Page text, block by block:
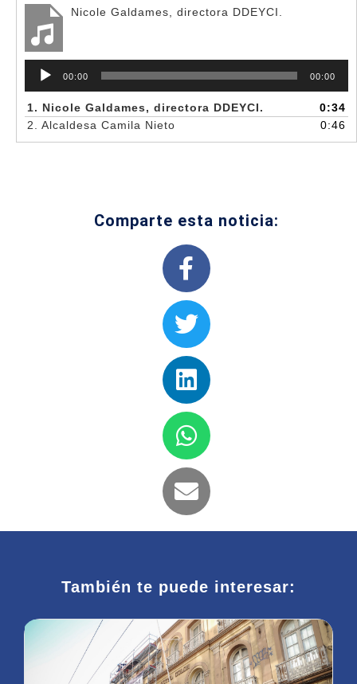
Nicole Galdames, directora DDEYCI.
Reproductor
audio
00:00 00:00
1. Nicole Galdames, directora DDEYCI.
0:34
2. Alcaldesa Camila Nieto 0:46
Comparte esta noticia:
También te puede interesar: